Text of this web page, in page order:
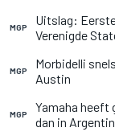
MGP
Uitslag:
Verenigde
MGP
Morbidelli
Austin
MGP
Yamaha heeft
dan in